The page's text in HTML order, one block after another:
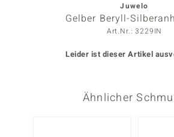
Juwelo
Gelber Beryll-
Art.Nr.: 3229IN
Leider ist dieser Artikel
Ähnlicher